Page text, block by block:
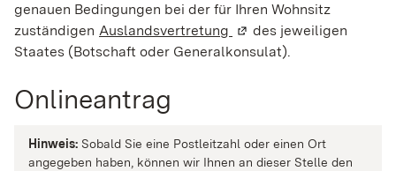
genauen Bedingungen bei der für Ihren Wohnsitz
zuständigen Auslandsvertretung (Wird in einem neuen
des jeweiligen
Staates (Botschaft oder Generalkonsulat).
Onlineantrag
Hinweis: Sobald Sie eine Postleitzahl oder einen Ort
angegeben haben, können wir Ihnen an dieser Stelle den